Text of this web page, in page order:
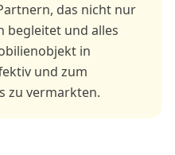
das nicht nur
begleitet und alles
in
und zum
zu vermarkten.